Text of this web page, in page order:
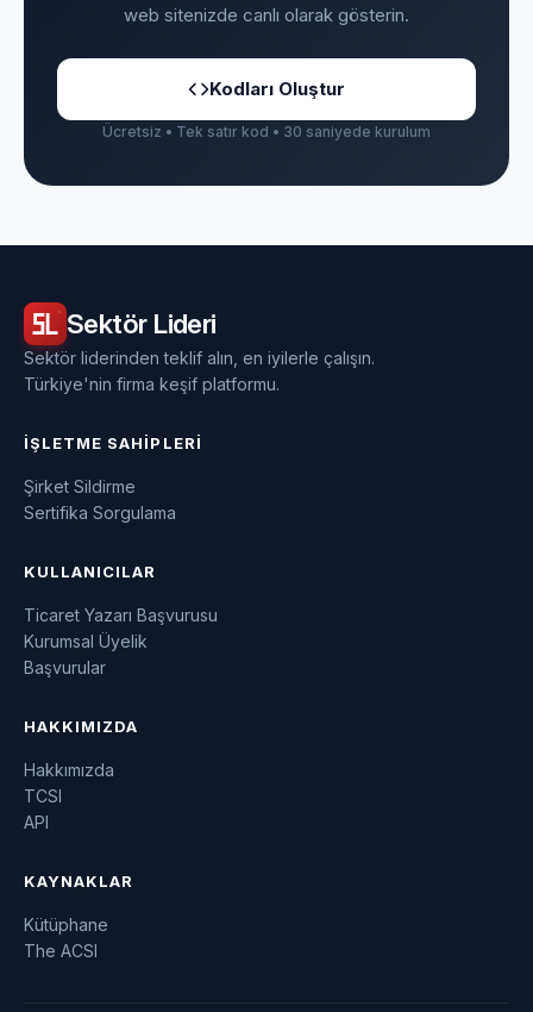
web sitenizde canlı olarak gösterin.
Kodları Oluştur
Ücretsiz • Tek satır kod • 30 saniyede kurulum
Sektör Lideri
Sektör liderinden teklif alın, en iyilerle çalışın.
Türkiye'nin firma keşif platformu.
İŞLETME SAHIPLERI
Şirket Sildirme
Sertifika Sorgulama
KULLANICILAR
Ticaret Yazarı Başvurusu
Kurumsal Üyelik
Başvurular
HAKKIMIZDA
Hakkımızda
TCSI
API
KAYNAKLAR
Kütüphane
The ACSI